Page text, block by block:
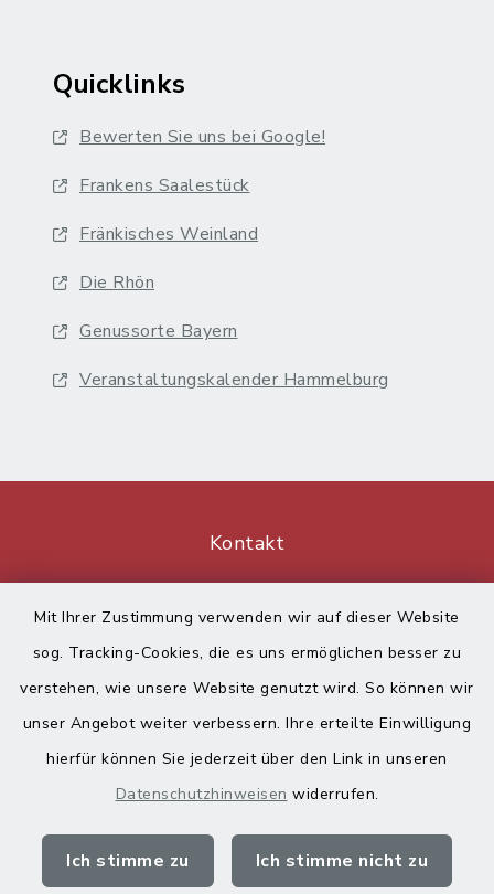
Mit Ihrer Zustimmung verwenden wir auf dieser Website
sog. Tracking-Cookies, die es uns ermöglichen besser zu
verstehen, wie unsere Website genutzt wird. So können wir
unser Angebot weiter verbessern. Ihre erteilte Einwilligung
hierfür können Sie jederzeit über den Link in unseren
Datenschutzhinweisen widerrufen.
Ich stimme zu Ich stimme nicht zu
Quicklinks
Bewerten Sie uns bei Google!
Frankens Saalestück
Fränkisches Weinland
Die Rhön
Genussorte Bayern
Veranstaltungskalender Hammelburg
Kontakt
Datenschutz
Impressum
Sitemap
Cookie-Einstellungen